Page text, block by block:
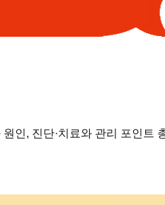
인, 진단·치료와 관리 포인트